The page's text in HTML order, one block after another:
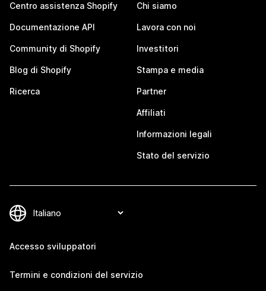
Centro assistenza Shopify
Documentazione API
Community di Shopify
Blog di Shopify
Ricerca
Chi siamo
Lavora con noi
Investitori
Stampa e media
Partner
Affiliati
Informazioni legali
Stato del servizio
Accesso sviluppatori
Termini e condizioni del servizio